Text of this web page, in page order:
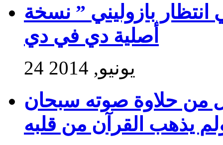
بازوليني ” نسخة
أصلية دي في دي
24 يونيو, 2014
من حلاوة صوته سبحان
يذهب القرآن من قلبه